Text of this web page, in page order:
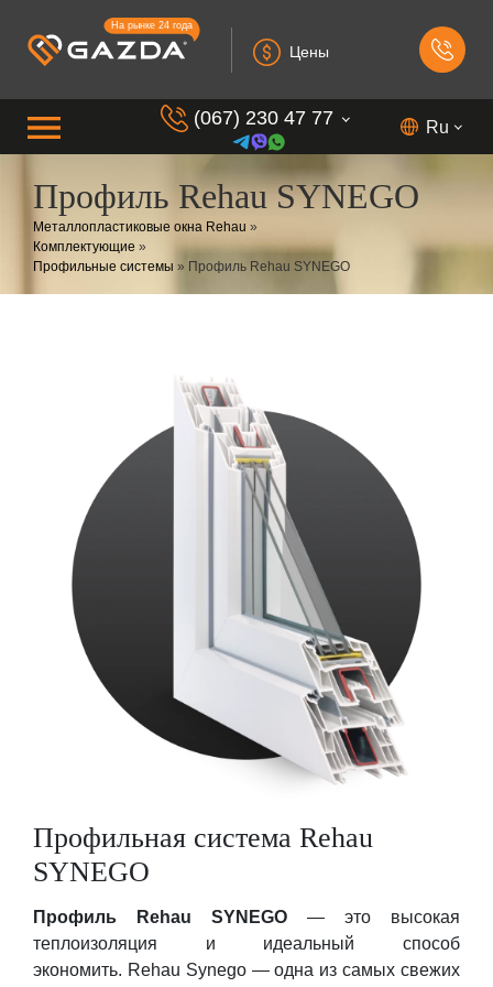
На рынке 24 года
Цены
(067) 230 47 77
(099) 230 73 37
(050) 230 7 337
(073) 230 7 337
Ru
Профиль Rehau SYNEGO
Металлопластиковые окна Rehau »
Комплектующие »
Профильные системы » Профиль Rehau SYNEGO
Профильная система Rehau
SYNEGO
Профиль Rehau SYNEGO — это высокая
теплоизоляция и идеальный способ
экономить. Rehau Synego — одна из самых свежих